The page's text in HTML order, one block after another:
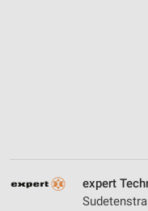
expert